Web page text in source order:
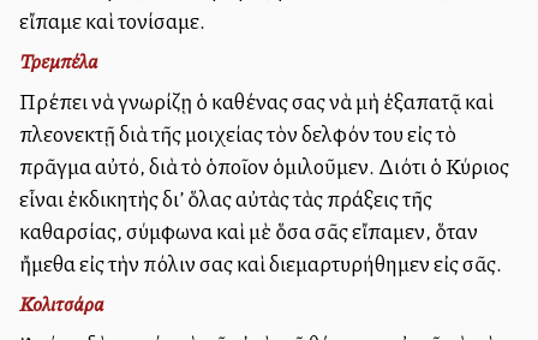
εἴπαμε καὶ τονίσαμε.
Τρεμπέλα
Πρέπει νὰ γνωρίζῃ ὁ καθένας σας νὰ μὴ ἐξαπατᾷ καὶ
πλεονεκτῇ διὰ τῆς μοιχείας τὸν ἀδελφόν του εἰς τὸ
πρᾶγμα αὐτό, διὰ τὸ ὁποῖον ὁμιλοῦμεν. Διότι ὁ Κύριος
εἶναι ἐκδικητὴς δι’ ὅλας αὐτὰς τὰς πράξεις τῆς
ἀκαθαρσίας, σύμφωνα καὶ μὲ ὅσα σᾶς εἴπαμεν, ὅταν
ἤμεθα εἰς τὴν πόλιν σας καὶ διεμαρτυρήθημεν εἰς σᾶς.
Κολιτσάρα